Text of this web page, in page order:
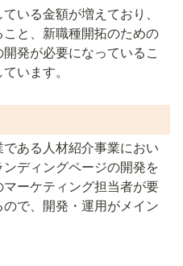
いる金額が増えており、
と、新職種開拓のための
発が必要になっているこ
います。
ある人材紹介事業におい
ディングページの開発を
ーケティング担当者が要
で、開発・運用がメイン